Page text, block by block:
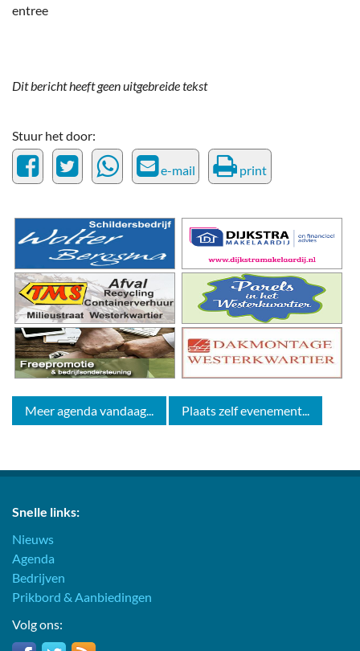
entree
Dit bericht heeft geen uitgebreide tekst
Stuur het door:
e-mail print
Meer agenda vandaag... Plaats zelf evenement...
Snelle links:
Nieuws
Agenda
Bedrijven
Prikbord & Aanbiedingen
Volg ons: